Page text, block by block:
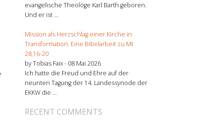
evangelische Theologe Karl Barth geboren.
Und er ist ...
Mission als Herzschlag einer Kirche in
Transformation. Eine Bibelarbeit zu Mt
28,16-20
by Tobias Faix - 08 Mai 2026
Ich hatte die Freud und Ehre auf der
neunten Tagung der 14. Landessynode der
EKKW die ...
RECENT COMMENTS